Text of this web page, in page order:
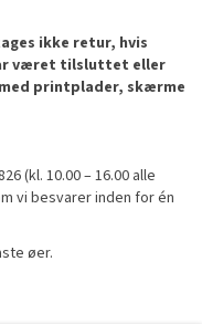
ikke retur, hvis
været tilsluttet eller
printplader, skærme
(kl. 10.00 – 16.00 alle
vi besvarer inden for én
øer.